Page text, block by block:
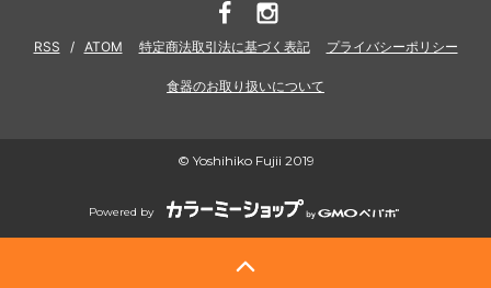
RSS / ATOM 特定商法取引法に基づく表記 プライバシーポリシー
食器のお取り扱いについて
© Yoshihiko Fujii 2019
Powered by